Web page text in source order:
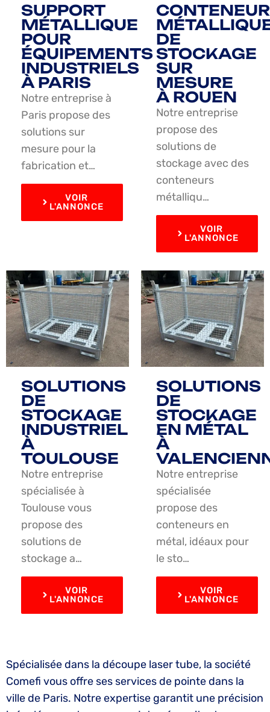
SUPPORT
MÉTALLIQUE
POUR
ÉQUIPEMENTS
INDUSTRIELS
À PARIS
Notre entreprise à
Paris propose des
solutions sur
mesure pour la
fabrication et…
VOIR
L'ANNONCE
DE
STOCKAGE
SUR
MESURE
À ROUEN
Notre entreprise
propose des
solutions de
stockage avec des
conteneurs
métalliqu…
VOIR
L'ANNONCE
SOLUTIONS
DE
STOCKAGE
INDUSTRIEL
À
TOULOUSE
Notre entreprise
spécialisée à
Toulouse vous
propose des
solutions de
stockage a…
VOIR
L'ANNONCE
SOLUTIONS
DE
STOCKAGE
EN MÉTAL
À
Notre entreprise
spécialisée
propose des
conteneurs en
métal, idéaux pour
le sto…
VOIR
L'ANNONCE
Spécialisée dans la découpe laser tube, la société
Comefi vous offre ses services de pointe dans la
ville de Paris. Notre expertise garantit une précision